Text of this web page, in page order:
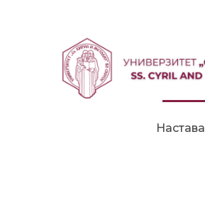
Настава